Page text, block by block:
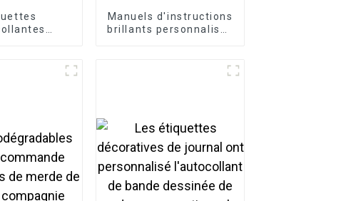
Manuels d'instructions
brillants personnalisés